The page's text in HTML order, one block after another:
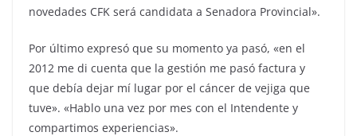
novedades CFK será candidata a Senadora Provincial».
Por último expresó que su momento ya pasó, «en el
2012 me di cuenta que la gestión me pasó factura y
que debía dejar mí lugar por el cáncer de vejiga que
tuve». «Hablo una vez por mes con el Intendente y
compartimos experiencias».